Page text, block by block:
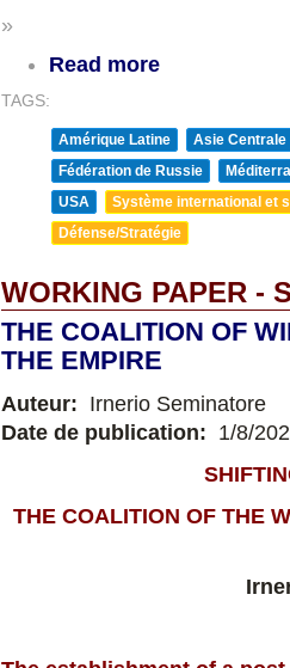
»
Read more
TAGS:
Amérique Latine
Asie Centrale
Fédération de Russie
USA
Système international et
Défense/Stratégie
WORKING PAPER -
THE COALITION OF
THE EMPIRE
Auteur: Irnerio Seminatore
Date de publication: 1/8/
THE COALITION OF THE